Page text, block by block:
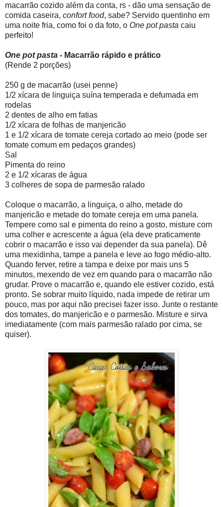
macarrão cozido além da conta, rs - dão uma sensação de
comida caseira, confort food, sabe? Servido quentinho em
uma noite fria, como foi o da foto, o One pot pasta caiu
perfeito!
One pot pasta - Macarrão rápido e prático
(Rende 2 porções)
250 g de macarrão (usei penne)
1/2 xícara de linguiça suína temperada e defumada em
rodelas
2 dentes de alho em fatias
1/2 xícara de folhas de manjericão
1 e 1/2 xícara de tomate cereja cortado ao meio (pode ser
tomate comum em pedaços grandes)
Sal
Pimenta do reino
2 e 1/2 xícaras de água
3 colheres de sopa de parmesão ralado
Coloque o macarrão, a linguiça, o alho, metade do
manjericão e metade do tomate cereja em uma panela.
Tempere como sal e pimenta do reino a gosto, misture com
uma colher e acrescente a água (ela deve praticamente
cobrir o macarrão e isso vai depender da sua panela). Dê
uma mexidinha, tampe a panela e leve ao fogo médio-alto.
Quando ferver, retire a tampa e deixe por mais uns 5
minutos, mexendo de vez em quando para o macarrão não
grudar. Prove o macarrão e, quando ele estiver cozido, está
pronto. Se sobrar muito líquido, nada impede de retirar um
pouco, mas por aqui não precisei fazer isso. Junte o restante
dos tomates, do manjericão e o parmesão. Misture e sirva
imediatamente (com mais parmesão ralado por cima, se
quiser).